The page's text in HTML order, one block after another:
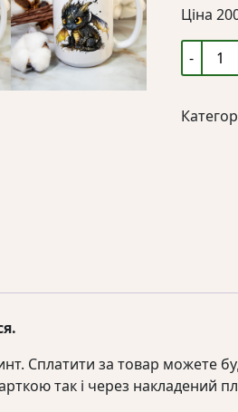
Ціна
Чашка
Сплатити за товар можете
так і через